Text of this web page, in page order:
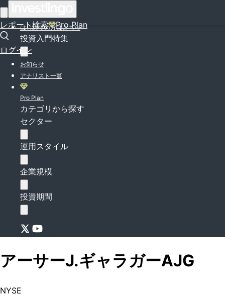
レポート検索 Pro Plan
ログイン
はじめての方はこちら
投資入門特集
お知らせ
アナリスト一覧
Pro Plan
カテゴリから探す
セクター
運用スタイル
企業規模
投資期間
アーサーJ.ギャラガーAJG
NYSE